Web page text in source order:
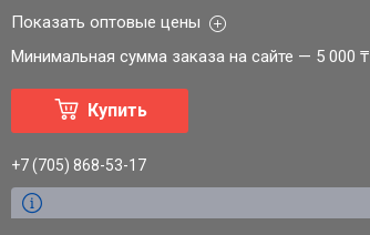
Показать оптовые цены
Минимальная сумма заказа на сайте — 5 000 ₸
Купить
+7 (705) 868-53-17